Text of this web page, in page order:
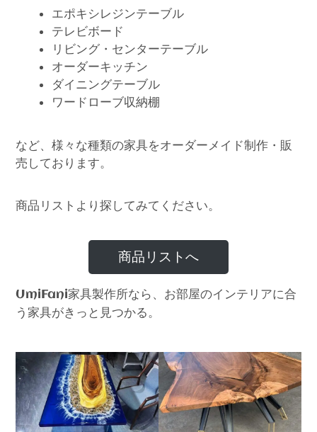
エポキシレジンテーブル
テレビボード
リビング・センターテーブル
オーダーキッチン
ダイニングテーブル
ワードローブ収納棚
など、様々な種類の家具をオーダーメイド制作・販
売しております。
商品リストより探してみてください。
商品リストへ
UmiFani家具製作所なら、お部屋のインテリアに合
う家具がきっと見つかる。